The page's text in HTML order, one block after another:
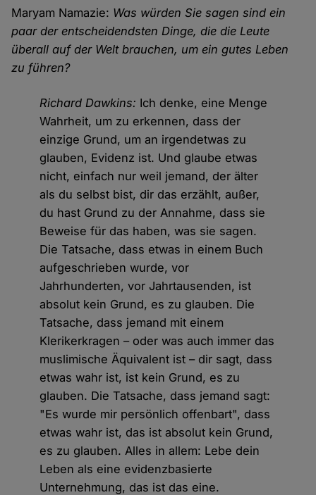
Maryam Namazie: Was würden Sie sagen sind ein
paar der entscheidendsten Dinge, die die Leute
überall auf der Welt brauchen, um ein gutes Leben
zu führen?
Richard Dawkins: Ich denke, eine Menge
Wahrheit, um zu erkennen, dass der
einzige Grund, um an irgendetwas zu
glauben, Evidenz ist. Und glaube etwas
nicht, einfach nur weil jemand, der älter
als du selbst bist, dir das erzählt, außer,
du hast Grund zu der Annahme, dass sie
Beweise für das haben, was sie sagen.
Die Tatsache, dass etwas in einem Buch
aufgeschrieben wurde, vor
Jahrhunderten, vor Jahrtausenden, ist
absolut kein Grund, es zu glauben. Die
Tatsache, dass jemand mit einem
Klerikerkragen – oder was auch immer das
muslimische Äquivalent ist – dir sagt, dass
etwas wahr ist, ist kein Grund, es zu
glauben. Die Tatsache, dass jemand sagt:
"Es wurde mir persönlich offenbart", dass
etwas wahr ist, das ist absolut kein Grund,
es zu glauben. Alles in allem: Lebe dein
Leben als eine evidenzbasierte
Unternehmung, das ist das eine.